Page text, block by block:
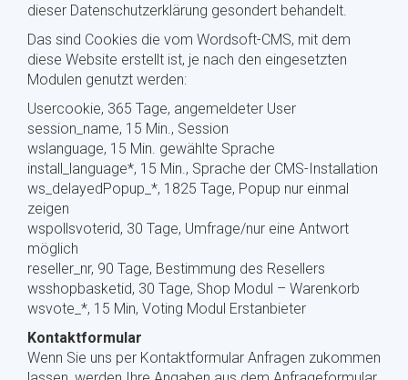
dieser Datenschutzerklärung gesondert behandelt.
Das sind Cookies die vom Wordsoft-CMS, mit dem
diese Website erstellt ist, je nach den eingesetzten
Modulen genutzt werden:
Usercookie, 365 Tage, angemeldeter User
session_name, 15 Min., Session
wslanguage, 15 Min. gewählte Sprache
install_language*, 15 Min., Sprache der CMS-Installation
ws_delayedPopup_*, 1825 Tage, Popup nur einmal
zeigen
wspollsvoterid, 30 Tage, Umfrage/nur eine Antwort
möglich
reseller_nr, 90 Tage, Bestimmung des Resellers
wsshopbasketid, 30 Tage, Shop Modul – Warenkorb
wsvote_*, 15 Min, Voting Modul Erstanbieter
Kontaktformular
Wenn Sie uns per Kontaktformular Anfragen zukommen